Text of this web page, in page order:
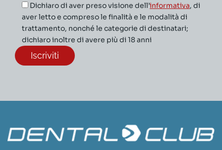
Dichiaro di aver preso visione dell’informativa, di
aver letto e compreso le finalità e le modalità di
trattamento, nonché le categorie di destinatari;
dichiaro inoltre di avere più di 18 anni